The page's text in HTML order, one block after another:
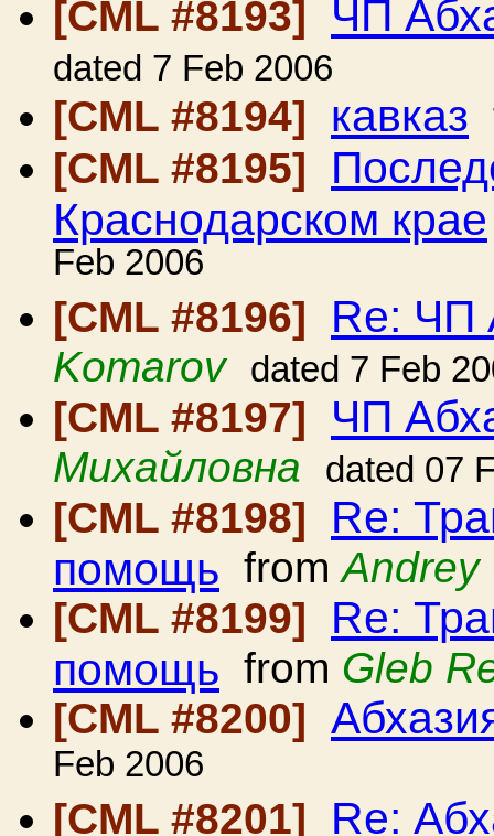
[CML #8193] ЧП
dated 7 Feb 2006
[CML #8194] кавказ
[CML #8195]
Краснодарском крае
Feb 2006
[CML #8196]
Re: ЧП
Komarov dated 7 Feb
[CML #8197] ЧП
Михайловна dated 07
[CML #8198] Re:
помощь fromAndrey
[CML #8199]
Re:
помощь from Gleb
[CML #8200]
Feb 2006
[CML #8201]
Re: